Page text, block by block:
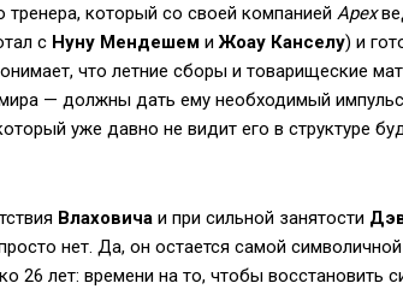
тренера, который со своей компанией Apex
с Нуну Мендешем иЖоау Канселу) и
что летние сборы и товарищеские
— должны дать ему необходимый
уже давно не видит его в структуре
Влаховича и при сильной занятости
нет. Да, он остается самой символичной
26 лет: времени на то, чтобы восстановить